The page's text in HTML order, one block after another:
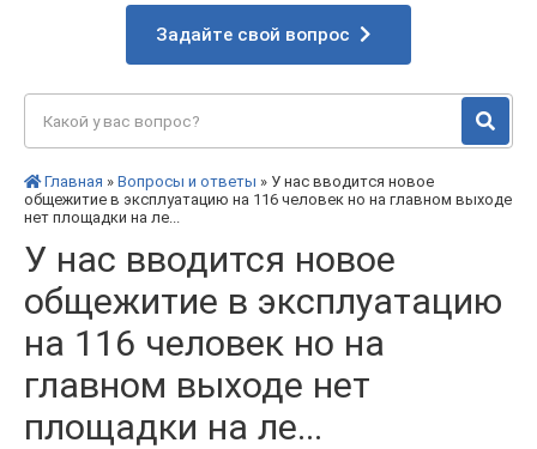
Задайте свой вопрос
Главная » Вопросы и ответы » У нас вводится новое
общежитие в эксплуатацию на 116 человек но на главном выходе
нет площадки на ле...
У нас вводится новое
общежитие в эксплуатацию
на 116 человек но на
главном выходе нет
площадки на ле...